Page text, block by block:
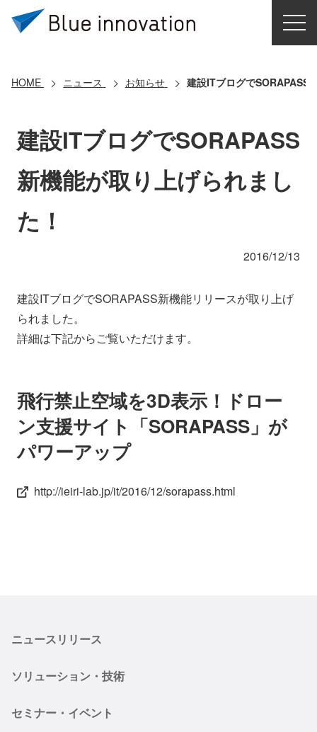
導入事例
コアテクノロジー
会社情報
IR情報 English
HOME ニュース お知らせ 建設ITブログでSORAPASS
建設ITブログでSORAPASS
新機能が取り上げられまし
た！
2016/12/13
建設ITブログでSORAPASS新機能リリースが取り上げ
られました。
詳細は下記からご覧いただけます。
飛行禁止空域を3D表示！ドロー
ン支援サイト「SORAPASS」が
パワーアップ
http://ieiri-lab.jp/it/2016/12/sorapass.html
ニュースリリース
ソリューション・技術
セミナー・イベント